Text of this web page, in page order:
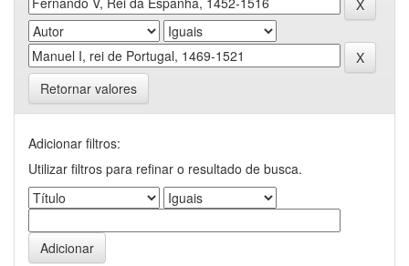
Retornar valores
Adicionar filtros:
Utilizar filtros para refinar o resultado de busca.